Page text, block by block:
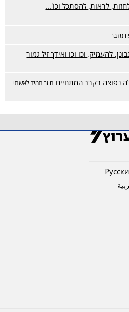
לראות, להסתכל וכו'...
להעמיק, וכו וכו ואידך זיל גמור
נפוצה בקרב המתחיים חוזר תמיד לאשתי